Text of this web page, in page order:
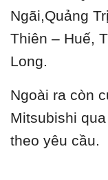
Ngãi,Quảng
Thiên – Huế,
Long.
Ngoài ra còn
Mitsubishi
theo yêu cầu.